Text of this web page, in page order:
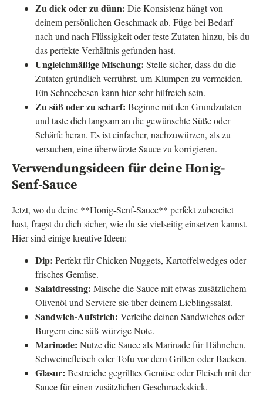
Zu dick oder zu dünn: Die Konsistenz hängt von
deinem persönlichen Geschmack ab. Füge bei Bedarf
nach und nach Flüssigkeit oder feste Zutaten hinzu, bis du
das perfekte Verhältnis gefunden hast.
Ungleichmäßige Mischung: Stelle sicher, dass du die
Zutaten gründlich verrührst, um Klumpen zu vermeiden.
Ein Schneebesen kann hier sehr hilfreich sein.
Zu süß oder zu scharf: Beginne mit den Grundzutaten
und taste dich langsam an die gewünschte Süße oder
Schärfe heran. Es ist einfacher, nachzuwürzen, als zu
versuchen, eine überwürzte Sauce zu korrigieren.
Verwendungsideen für deine Honig-
Senf-Sauce
Jetzt, wo du deine **Honig-Senf-Sauce** perfekt zubereitet
hast, fragst du dich sicher, wie du sie vielseitig einsetzen kannst.
Hier sind einige kreative Ideen:
Dip: Perfekt für Chicken Nuggets, Kartoffelwedges oder
frisches Gemüse.
Salatdressing: Mische die Sauce mit etwas zusätzlichem
Olivenöl und Serviere sie über deinem Lieblingssalat.
Sandwich-Aufstrich: Verleihe deinen Sandwiches oder
Burgern eine süß-würzige Note.
Marinade: Nutze die Sauce als Marinade für Hähnchen,
Schweinefleisch oder Tofu vor dem Grillen oder Backen.
Glasur: Bestreiche gegrilltes Gemüse oder Fleisch mit der
Sauce für einen zusätzlichen Geschmackskick.